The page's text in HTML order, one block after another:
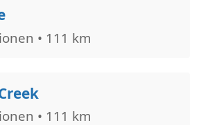
• 111 km
• 111 km